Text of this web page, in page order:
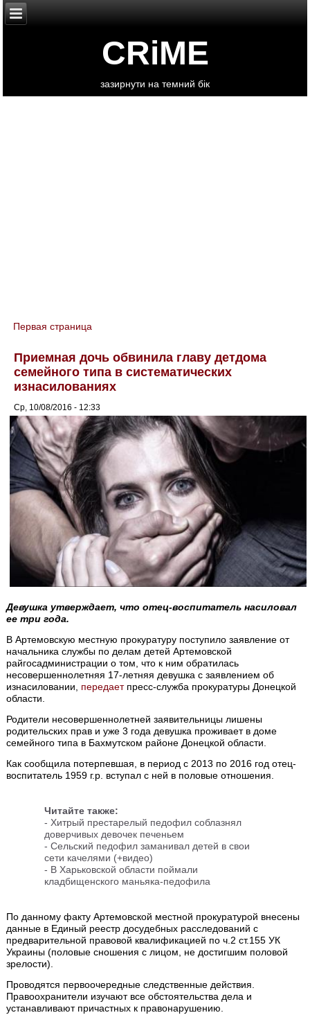
CRiME
зазирнути на темний бік
You are here
Первая страница
Приемная дочь обвинила главу детдома
семейного типа в систематических
изнасилованиях
Ср, 10/08/2016 - 12:33
Девушка утверждает, что отец-воспитатель насиловал
ее три года.
В Артемовскую местную прокуратуру поступило заявление от
начальника службы по делам детей Артемовской
райгосадминистрации о том, что к ним обратилась
несовершеннолетняя 17-летняя девушка с заявлением об
изнасиловании, передаетпресс-служба прокуратуры Донецкой
области.
Родители несовершеннолетней заявительницы лишены
родительских прав и уже 3 года девушка проживает в доме
семейного типа в Бахмутском районе Донецкой области.
Как сообщила потерпевшая, в период с 2013 по 2016 год отец-
воспитатель 1959 г.р. вступал с ней в половые отношения.
Читайте также:
- Хитрый престарелый педофил соблазнял
доверчивых девочек печеньем
- Сельский педофил заманивал детей в свои
сети качелями (+видео)
- В Харьковской области поймали
кладбищенского маньяка-педофила
По данному факту Артемовской местной прокуратурой внесены
данные в Единый реестр досудебных расследований с
предварительной правовой квалификацией по ч.2 ст.155 УК
Украины (половые сношения с лицом, не достигшим половой
зрелости).
Проводятся первоочередные следственные действия.
Правоохранители изучают все обстоятельства дела и
устанавливают причастных к правонарушению.